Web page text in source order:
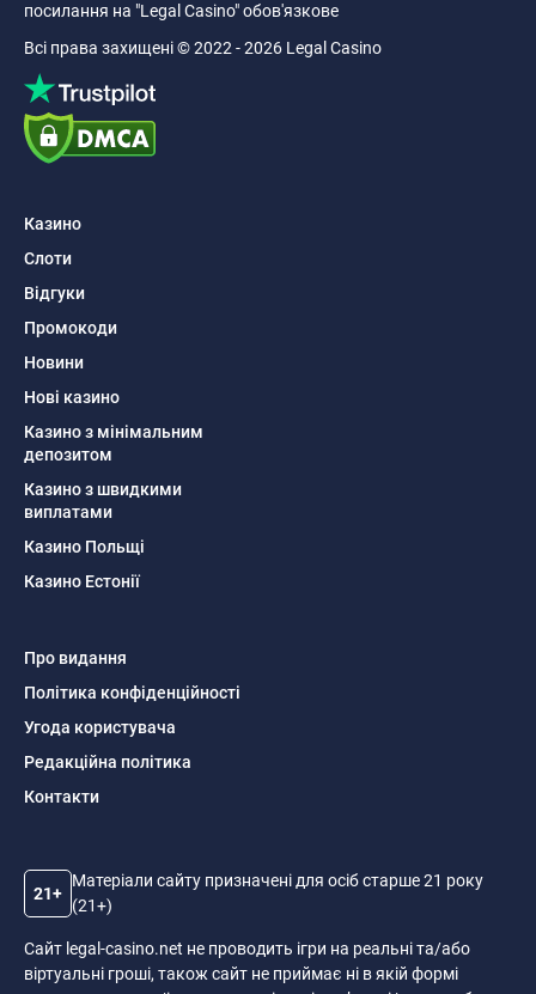
посилання на "Legal Casino" обов'язкове
Всі права захищені © 2022 - 2026 Legal Casino
Казино
Слоти
Відгуки
Промокоди
Новини
Нові казино
Казино з мінімальним
депозитом
Казино з швидкими
виплатами
Казино Польщі
Казино Естонії
Про видання
Політика конфіденційності
Угода користувача
Редакційна політика
Контакти
21+
Матеріали сайту призначені для осіб старше 21 року
(21+)
Сайт legal-casino.net не проводить ігри на реальні та/або
віртуальні гроші, також сайт не приймає ні в якій формі